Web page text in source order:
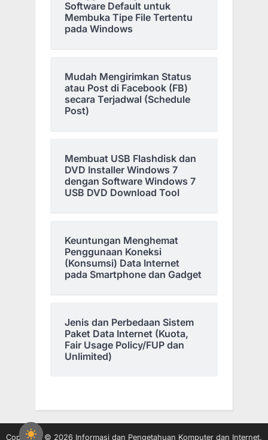
Software Default untuk
Membuka Tipe File Tertentu
pada Windows
Mudah Mengirimkan Status
atau Post di Facebook (FB)
secara Terjadwal (Schedule
Post)
Membuat USB Flashdisk dan
DVD Installer Windows 7
dengan Software Windows 7
USB DVD Download Tool
Keuntungan Menghemat
Penggunaan Koneksi
(Konsumsi) Data Internet
pada Smartphone dan Gadget
Jenis dan Perbedaan Sistem
Paket Data Internet (Kuota,
Fair Usage Policy/FUP dan
Unlimited)
Copyright © 2026 Informasi dan Pengetahuan Komputer dan Internet.